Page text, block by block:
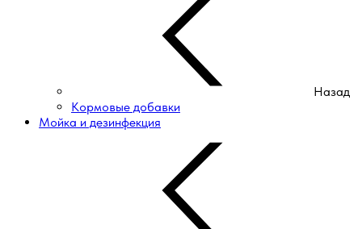
Назад
Кормовые добавки
Мойка и дезинфекция